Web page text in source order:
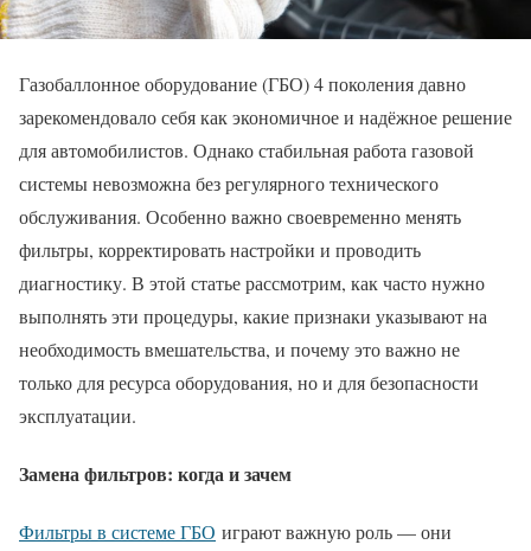
Газобаллонное оборудование (ГБО) 4 поколения давно
зарекомендовало себя как экономичное и надёжное решение
для автомобилистов. Однако стабильная работа газовой
системы невозможна без регулярного технического
обслуживания. Особенно важно своевременно менять
фильтры, корректировать настройки и проводить
диагностику. В этой статье рассмотрим, как часто нужно
выполнять эти процедуры, какие признаки указывают на
необходимость вмешательства, и почему это важно не
только для ресурса оборудования, но и для безопасности
эксплуатации.
Замена фильтров: когда и зачем
Фильтры в системе ГБО играют важную роль — они